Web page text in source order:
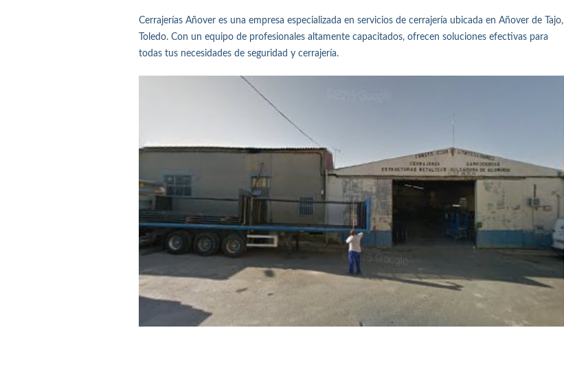
Cerrajerías Añover es una empresa especializada en servicios de cerrajería ubicada en Añover de Tajo,
Toledo. Con un equipo de profesionales altamente capacitados, ofrecen soluciones efectivas para
todas tus necesidades de seguridad y cerrajería.